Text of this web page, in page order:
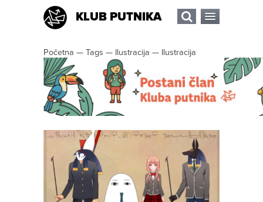
KLUB PUTNIKA
Početna — Tags — Ilustracija — Ilustracija